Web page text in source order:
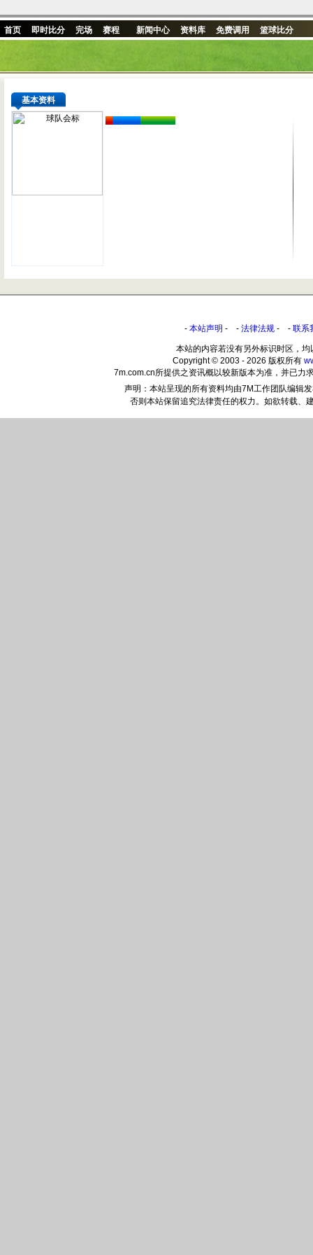
首页 即时比分 完场 赛程 新闻中心 资料库 免费调用 篮球比分
基本资料
- 本站声明 - - 法律法规 - - 联系
本站的内容若没有另外标识时区，均
Copyright © 2003 - 2026 版权所有
7m.com.cn所提供之资讯概以较新版本为准，并已力
声明：本站呈现的所有资料均由7M工作团队编辑
否则本站保留追究法律责任的权力。如欲转载、